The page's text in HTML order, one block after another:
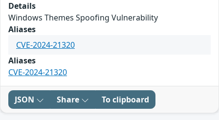
Details
Windows Themes Spoofing Vulnerability
Aliases
CVE-2024-21320
Aliases
CVE-2024-21320
JSON Share To clipboard